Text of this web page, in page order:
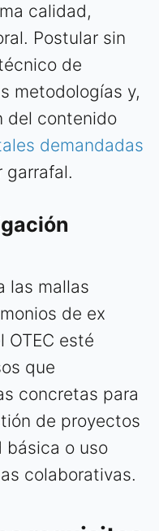
calidad,
Postular sin
de
metodologías y,
del contenido
demandadas
garrafal.
las mallas
de ex
OTEC esté
que
concretas para
de proyectos
básica o uso
colaborativas.